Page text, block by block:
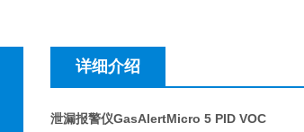
详细介绍
泄漏报警仪GasAlertMicro 5 PID VOC